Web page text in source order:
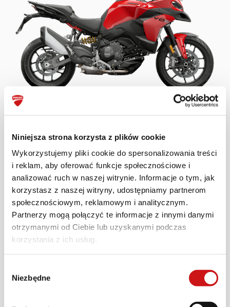
Niniejsza strona korzysta z plików cookie
Wykorzystujemy pliki cookie do spersonalizowania treści
i reklam, aby oferować funkcje społecznościowe i
analizować ruch w naszej witrynie. Informacje o tym, jak
korzystasz z naszej witryny, udostępniamy partnerom
społecznościowym, reklamowym i analitycznym.
Partnerzy mogą połączyć te informacje z innymi danymi
otrzymanymi od Ciebie lub uzyskanymi podczas
korzystania z ich usług.
zgody
Niezbędne
JAZDA TESTOWA
DOWIEDZ SIĘ WIĘCEJ